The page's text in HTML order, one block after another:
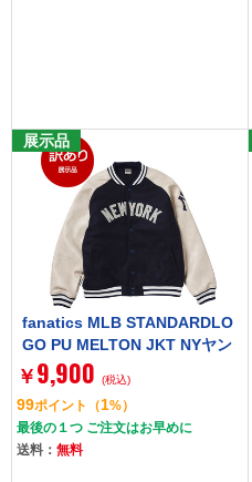
展示品
fanatics MLB STANDARDLO
GO PU MELTON JKT NYヤン
キース NAVY L サイズ ML232
5FW02 ジャケット
￥ 9,900 (税込)
99ポイント （1%）
最後の１つ ご注文はお早めに
送料：無料